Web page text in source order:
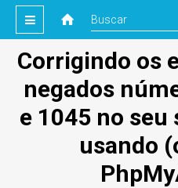
Corrigindo os
negados
e 1045 no seu
usando